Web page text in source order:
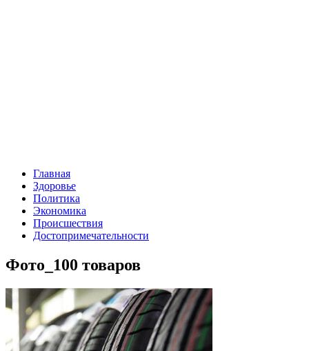
Главная
Здоровье
Политика
Экономика
Происшествия
Достопримечательности
Фото_100 товаров